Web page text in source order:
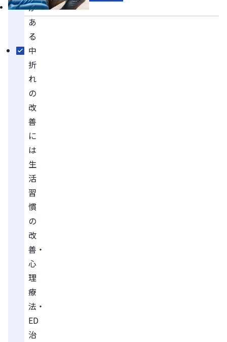
が
あ
る
中
折
れ
の
改
善
に
は
生
活
習
慣
の
改
善・
心
理
療
法・
ED
治